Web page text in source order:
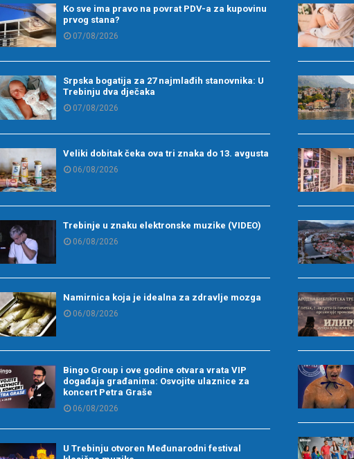
Ko sve ima pravo na povrat PDV-a za kupovinu
prvog stana?
07/08/2026
Srpska bogatija za 27 najmlađih stanovnika: U
Trebinju dva dječaka
07/08/2026
Veliki dobitak čeka ova tri znaka do 13. avgusta
06/08/2026
Trebinje u znaku elektronske muzike (VIDEO)
06/08/2026
Namirnica koja je idealna za zdravlje mozga
06/08/2026
Bingo Group i ove godine otvara vrata VIP
događaja građanima: Osvojite ulaznice za
koncert Petra Graše
06/08/2026
U Trebinju otvoren Međunarodni festival